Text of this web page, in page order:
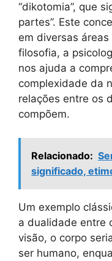
“dikotomia”, que
partes”. Este
em diversas
filosofia, a
nos ajuda a
complexidade da
relações entre os
compõem.
Relacionado:
significado,
Um exemplo
a dualidade entre
visão, o corpo
ser humano,